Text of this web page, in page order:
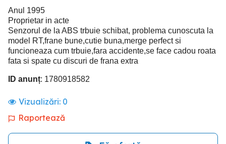
Anul 1995
Proprietar in acte
Senzorul de la ABS trbuie schibat, problema cunoscuta la
model RT,frane bune,cutie buna,merge perfect si
funcioneaza cum trbuie,fara accidente,se face cadou roata
fata si spate cu discuri de frana extra
ID anunț: 1780918582
Vizualizări: 0
Raportează